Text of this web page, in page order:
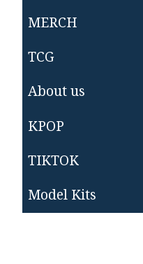
MERCH
TCG
About us
KPOP
TIKTOK
Model Kits